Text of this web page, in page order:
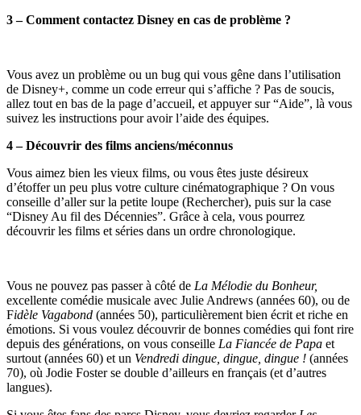
3 – Comment contactez Disney en cas de problème ?
Vous avez un problème ou un bug qui vous gêne dans l’utilisation
de Disney+, comme un code erreur qui s’affiche ? Pas de soucis,
allez tout en bas de la page d’accueil, et appuyer sur “Aide”, là vous
suivez les instructions pour avoir l’aide des équipes.
4 – Découvrir des films anciens/méconnus
Vous aimez bien les vieux films, ou vous êtes juste désireux
d’étoffer un peu plus votre culture cinématographique ? On vous
conseille d’aller sur la petite loupe (Rechercher), puis sur la case
“Disney Au fil des Décennies”. Grâce à cela, vous pourrez
découvrir les films et séries dans un ordre chronologique.
Vous ne pouvez pas passer à côté de La Mélodie du Bonheur,
excellente comédie musicale avec Julie Andrews (années 60), ou de
Fidèle Vagabond (années 50), particulièrement bien écrit et riche en
émotions. Si vous voulez découvrir de bonnes comédies qui font rire
depuis des générations, on vous conseille La Fiancée de Papa et
surtout (années 60) et un Vendredi dingue, dingue, dingue ! (années
70), où Jodie Foster se double d’ailleurs en français (et d’autres
langues).